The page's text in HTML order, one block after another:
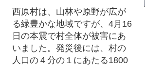
西原村は、山林や原野が広が
る緑豊かな地域ですが、 4月16
日の本震で村全体が被害にあ
いました。発災後には、 村の
人口の４分の１にあたる1800